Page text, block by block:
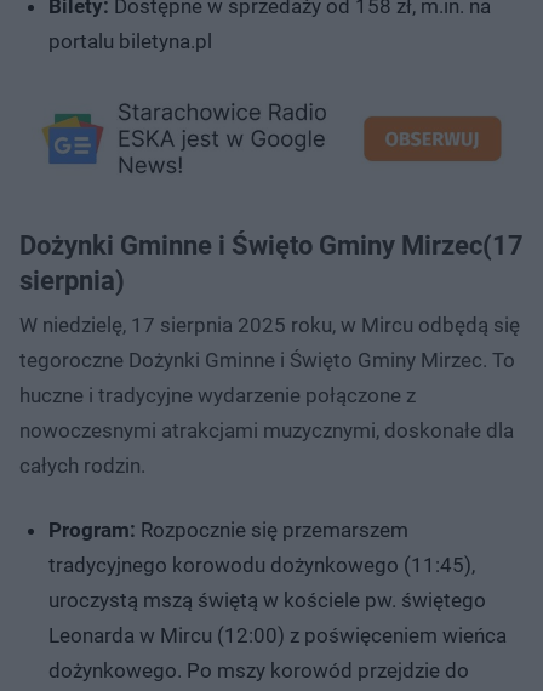
Bilety: Dostępne w sprzedaży od 158 zł, m.in. na
portalu biletyna.pl
Dożynki Gminne i Święto Gminy Mirzec(17
sierpnia)
W niedzielę, 17 sierpnia 2025 roku, w Mircu odbędą się
tegoroczne Dożynki Gminne i Święto Gminy Mirzec. To
huczne i tradycyjne wydarzenie połączone z
nowoczesnymi atrakcjami muzycznymi, doskonałe dla
całych rodzin.
Program: Rozpocznie się przemarszem
tradycyjnego korowodu dożynkowego (11:45),
uroczystą mszą świętą w kościele pw. świętego
Leonarda w Mircu (12:00) z poświęceniem wieńca
dożynkowego. Po mszy korowód przejdzie do